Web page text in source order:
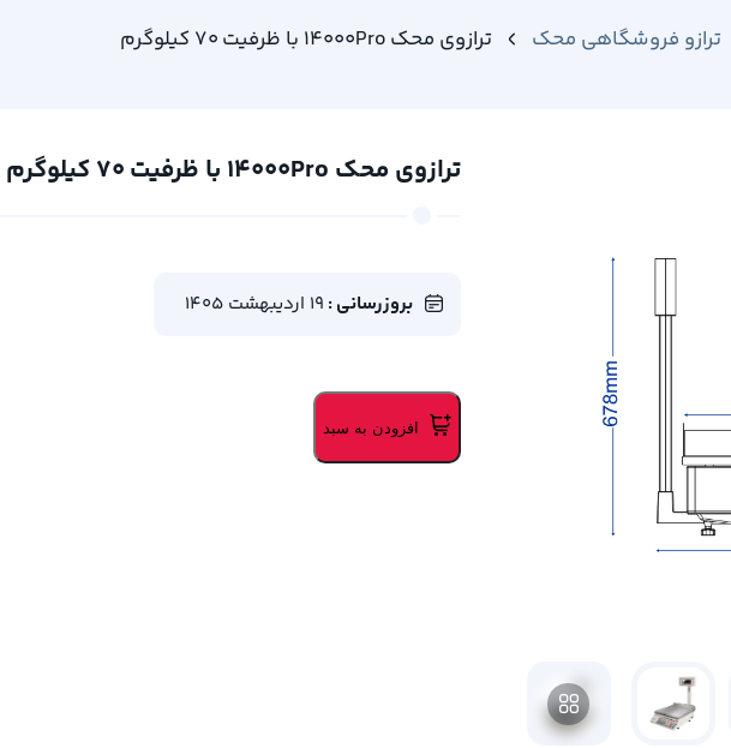
ترازو فروشگاهی محک ترازوی محک 14000Pro با ظرفیت 70 کیلوگرم
ترازوی محک 14000Pro با ظرفیت 70 کیلوگرم
بروزرسانی : 19 اردیبهشت 1405
افزودن به سبد